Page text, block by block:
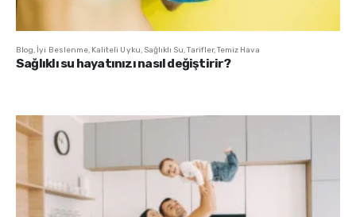
Blog, İyi Beslenme, Kaliteli Uyku, Sağlıklı Su,Tarifler,Temiz Hava
Sağlıklı su hayatınızı nasıl değiştirir?